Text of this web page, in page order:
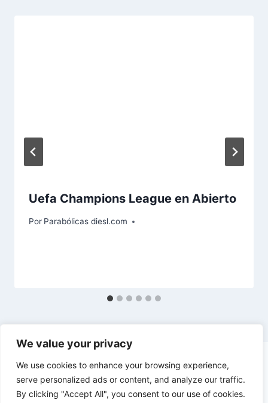
We value your privacy
We use cookies to enhance your browsing experience,
serve personalized ads or content, and analyze our traffic.
By clicking "Accept All", you consent to our use of cookies.
Uefa Champions League en Abierto
Por Parabólicas diesl.com
© 2026 diesl.com - Tema para WordPress por